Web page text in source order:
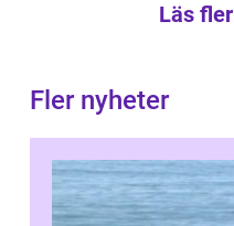
Läs
Fler nyheter